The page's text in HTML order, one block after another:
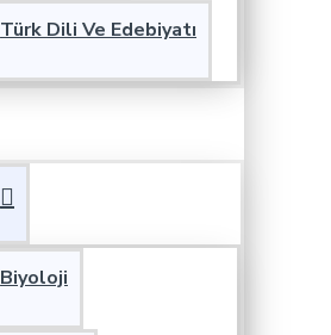
Türk Dili Ve Edebiyatı
Biyoloji